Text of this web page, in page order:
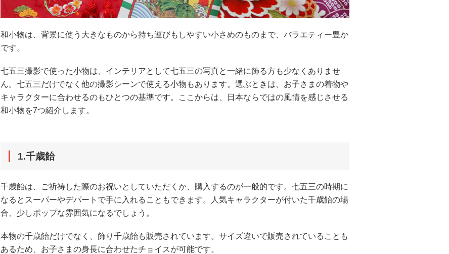
和小物は、背景に使う大きなものから持ち運びもしやすい小さめのものまで、バラエティー豊か
です。
七五三撮影で使った小物は、インテリアとして七五三の写真と一緒に飾る方も少なくありませ
ん。七五三だけでなく他の撮影シーンで使える小物もあります。選ぶときは、お子さまの着物や
キャラクターに合わせるのもひとつの基準です。ここからは、日本ならではの風情を感じさせる
和小物を7つ紹介します。
1.千歳飴
千歳飴は、ご祈祷した際のお祝いとしていただくか、購入するのが一般的です。七五三の時期に
なるとスーパーやデパートで手に入れることもできます。人気キャラクターが付いた千歳飴の場
合、少しポップな雰囲気になるでしょう。
本物の千歳飴だけでなく、飾り千歳飴も販売されています。サイズ違いで販売されていることも
あるため、お子さまの身長に合わせたチョイスが可能です。